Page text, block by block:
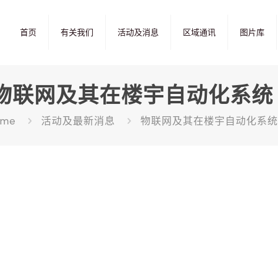
首页 有关我们 活动及消息 区域通讯 图片库
联网及其在楼宇自动化系统
活动及最新消息 物联网及其在楼宇自动化系统